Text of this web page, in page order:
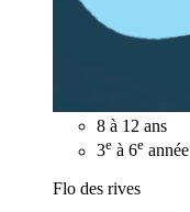
8 à 12 ans
3e à 6e année
Flo des rives